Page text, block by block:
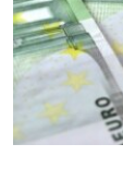
VIDEO
İNFOQRAFIKA
KARIKATURA
RADIO
OXU ZALI
İSLAM VƏ
MISSIYAMIZ
PEŞƏ
BIZI IZLƏ